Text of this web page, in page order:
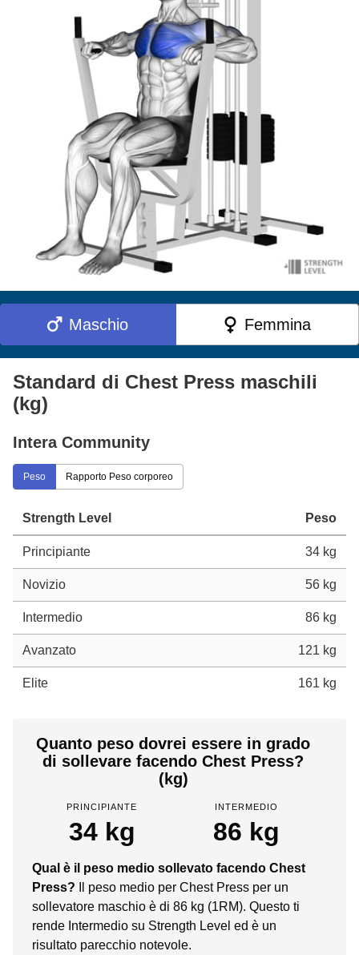
Maschio Femmina
Standard di Chest Press maschili
(kg)
Intera Community
Peso Rapporto Peso corporeo
Strength Level Peso
Principiante 34 kg
Novizio 56 kg
Intermedio 86 kg
Avanzato 121 kg
Elite 161 kg
Quanto peso dovrei essere in grado
di sollevare facendo Chest Press?
(kg)
PRINCIPIANTE
34 kg
INTERMEDIO
86 kg
Qual è il peso medio sollevato facendo Chest
Press?
Il peso medio per Chest Press per un
sollevatore maschio è di 86 kg (1RM). Questo ti
rende Intermedio su Strength Level ed è un
risultato parecchio notevole.